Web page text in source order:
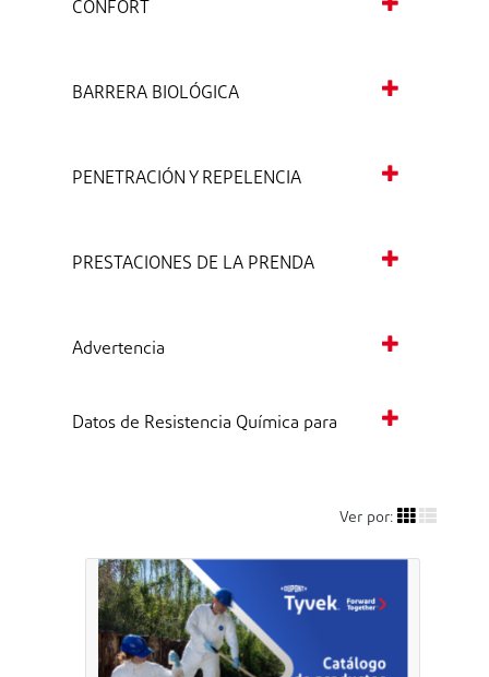
CONFORT
BARRERA BIOLÓGICA
PENETRACIÓN Y REPELENCIA
PRESTACIONES DE LA PRENDA
Advertencia
Datos de Resistencia Química para
Ver por: